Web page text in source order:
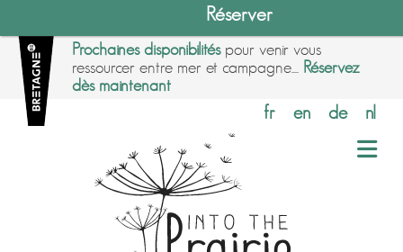
Réserver
Prochaines disponibilitéspour venir vous
ressourcer entre mer et campagne....
Réservez
dès maintenant
fr en de nl